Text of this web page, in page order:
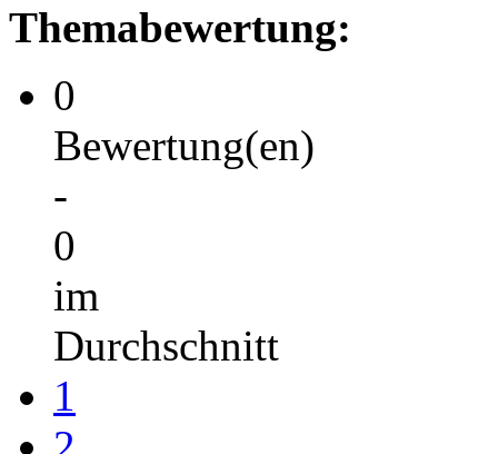
Themabewertung:
0
Bewertung(en)
-
0
im
Durchschnitt
1